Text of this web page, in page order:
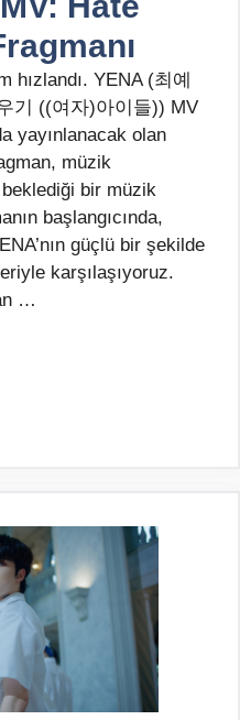
hızlandı. YENA (최예
기 ((여자)아이들)) MV
yayınlanacak olan
müzik
beklediği bir müzik
başlangıcında,
güçlü bir şekilde
karşılaşıyoruz.
…